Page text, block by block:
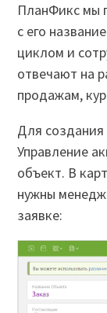
ПланФикс мы
с его
циклом и
отвечают на
продажам,
Для
Управление
объект. В
нужны
заявке: